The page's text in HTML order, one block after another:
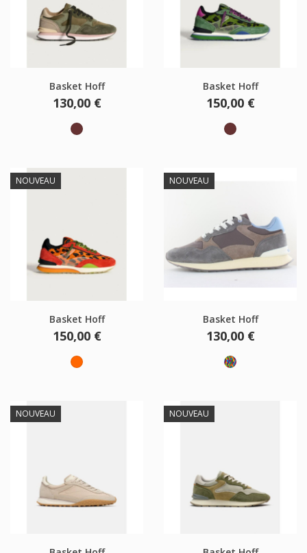
Basket Hoff
Prix
130,00 €
Marron
Basket Hoff
Prix
150,00 €
Marron
NOUVEAU
Basket Hoff
Prix
150,00 €
Orange
NOUVEAU
Basket Hoff
Prix
130,00 €
Multicolore
NOUVEAU NOUVEAU